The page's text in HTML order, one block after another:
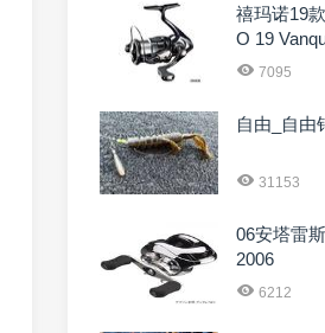
禧玛诺19
O 19
7095
自由_自由
31153
06安塔雷
2006
6212